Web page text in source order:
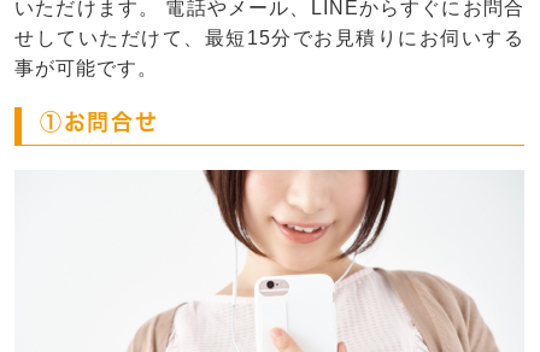
いただけます。 電話やメール、LINEからすぐにお問合
せしていただけて、最短15分でお見積りにお伺いする
事が可能です。
①お問合せ